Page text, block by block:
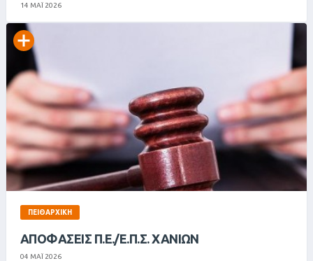
14 ΜΑΪ 2026
ΠΕΙΘΑΡΧΙΚΉ
ΑΠΟΦΑΣΕΙΣ Π.Ε./Ε.Π.Σ. ΧΑΝΙΩΝ
04 ΜΑΪ 2026